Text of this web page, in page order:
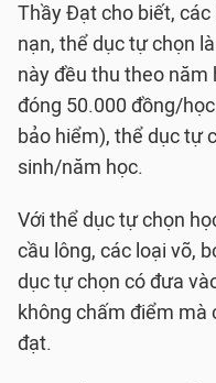
Thầy Đạt cho biết,
nạn, thể dục tự chọn
này đều thu theo năm
đóng 50.000 đồng/
bảo hiểm), thể dục tự
sinh/năm học.
Với thể dục tự chọn
cầu lông, các loại võ,
dục tự chọn có đưa
không chấm điểm mà
đạt.